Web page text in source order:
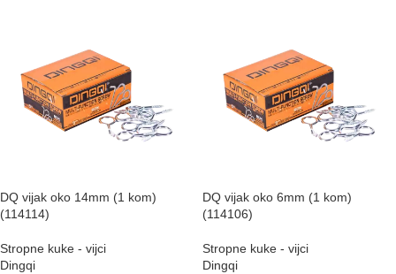
DQ vijak oko 14mm (1 kom)
(114114)
Stropne kuke - vijci
Dingqi
DQ vijak oko 6mm (1 kom)
(114106)
Stropne kuke - vijci
Dingqi